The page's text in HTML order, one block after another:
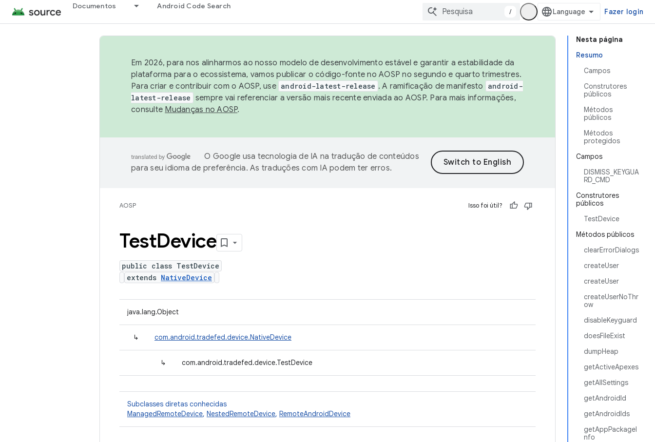
Documentos Android Code Search
/ Fazer login
Nesta página
Resumo
Campos
Construtores
públicos
Métodos
públicos
Métodos
protegidos
Campos
DISMISS_KEYGUA
RD_CMD
Construtores
públicos
TestDevice
Métodos públicos
clearErrorDialogs
createUser
createUser
createUserNoThr
ow
disableKeyguard
doesFileExist
dumpHeap
getActiveApexes
getAllSettings
getAndroidId
getAndroidIds
getAppPackageI
nfo
Em 2026, para nos alinharmos ao nosso modelo de desenvolvimento estável e garantir a estabilidade da
plataforma para o ecossistema, vamos publicar o código-fonte no AOSP no segundo e quarto trimestres.
Para criar e contribuir com o AOSP, use android-latest-release . A ramificação de manifesto
android-
latest-release sempre vai referenciar a versão mais recente enviada ao AOSP. Para mais informações,
consulte Mudanças no AOSP.
O Google usa tecnologia de IA na tradução de conteúdos
para seu idioma de preferência. As traduções com IA podem ter erros.
AOSP Isso foi útil?
TestDevice
public class TestDevice
extends NativeDevice
java.lang.Object
↳ com.android.tradefed.device.NativeDevice
↳ com.android.tradefed.device.TestDevice
Subclasses diretas conhecidas
ManagedRemoteDevice, NestedRemoteDevice, RemoteAndroidDevice